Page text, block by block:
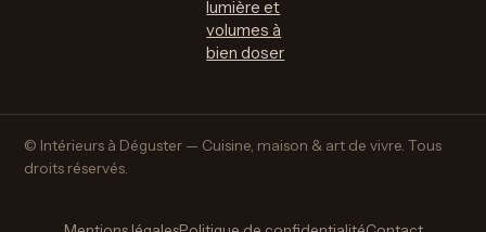
lumière et
volumes à
bien doser
© Intérieurs à Déguster — Cuisine, maison & art de vivre. Tous
droits réservés.